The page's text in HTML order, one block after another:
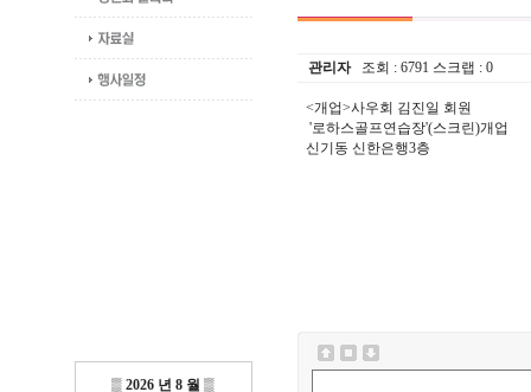
▒ 2026 년 8 월 ▒
전현주 님
01 일
이충훈 님
09 일
관리자조회 : 6791 스크랩 : 0
<개업>사우회 김진일 회원
'로하스골프연습장'(스크린)개업
신기동 신한은행3층